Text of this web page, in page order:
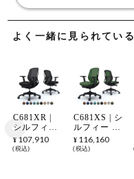
よく一緒に見られてい
C681XR |
シルフィー
ローバック
背メッシュ
¥ 107,910
税込
C681XS | シ
ルフィー ロ
ーバック 背
メッシュタ
¥ 116,160
税込